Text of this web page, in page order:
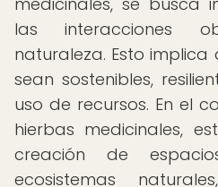
las interacciones
naturaleza. Esto implica
sean sostenibles,
uso de recursos. En el
hierbas medicinales,
creación de
ecosistemas